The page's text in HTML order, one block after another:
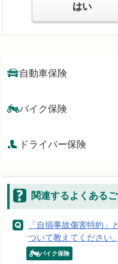
はい
自動車保険
バイク保険
ドライバー保険
関連するよくある
「自損事故傷害特約」
ついて教えてください。
バイク保険